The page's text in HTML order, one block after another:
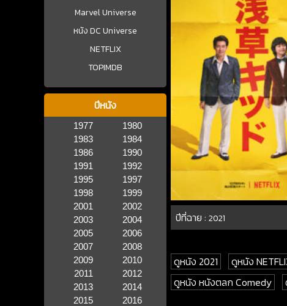
Marvel Universe
หนัง DC Universe
NETFLIX
TOPIMDB
ปีหนัง
1977
1980
1983
1984
1986
1990
1991
1992
1995
1997
1998
1999
2001
2002
2003
2004
2005
2006
2007
2008
2009
2010
2011
2012
2013
2014
2015
2016
ปีที่ฉาย :2021
ดูหนัง 2021 ดูหนัง
ดูหนัง หนังตลก Comedy